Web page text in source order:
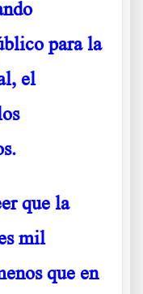
para la
el
.
que la
mil
que en